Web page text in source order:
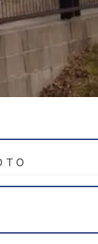
ＴＯ